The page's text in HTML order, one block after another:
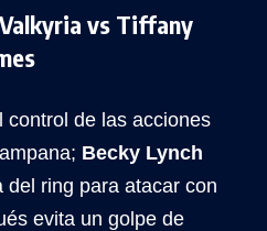
vs Tiffany
control de las acciones
Becky Lynch
del ring para atacar con
evita un golpe de